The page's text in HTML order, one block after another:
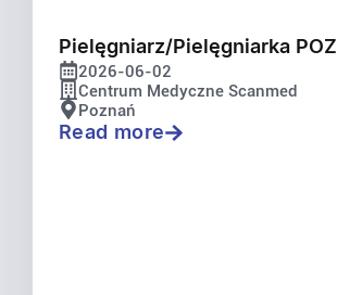
Pielęgniarz/Pielęgniarka POZ
2026-06-02
Centrum Medyczne Scanmed
Poznań
Read more